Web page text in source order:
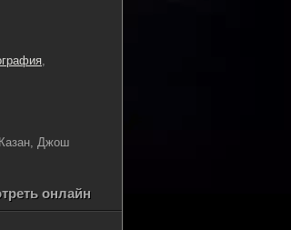
,
Джош
онлайн